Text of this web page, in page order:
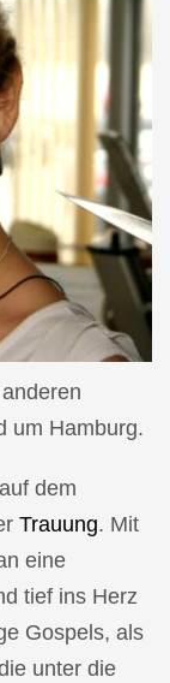
um Hamburg.
dem
Trauung. Mit
eine
tief ins Herz
Gospels, als
unter die